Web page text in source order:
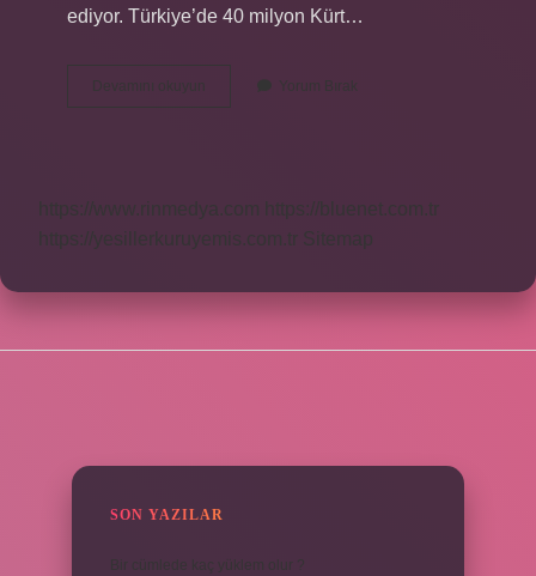
ediyor. Türkiye’de 40 milyon Kürt…
Devamını okuyun
Dünyada
Yorum Bırak
https://www.rinmedya.com
https://bluenet.com.tr
https://yesillerkuruyemis.com.tr Sitemap
SON YAZILAR